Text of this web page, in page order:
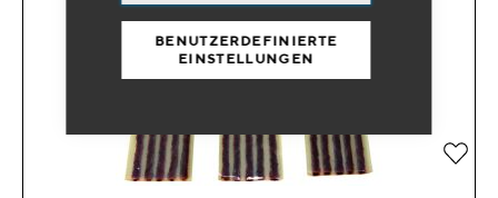
BENUTZERDEFINIERTE
EINSTELLUNGEN
Zur